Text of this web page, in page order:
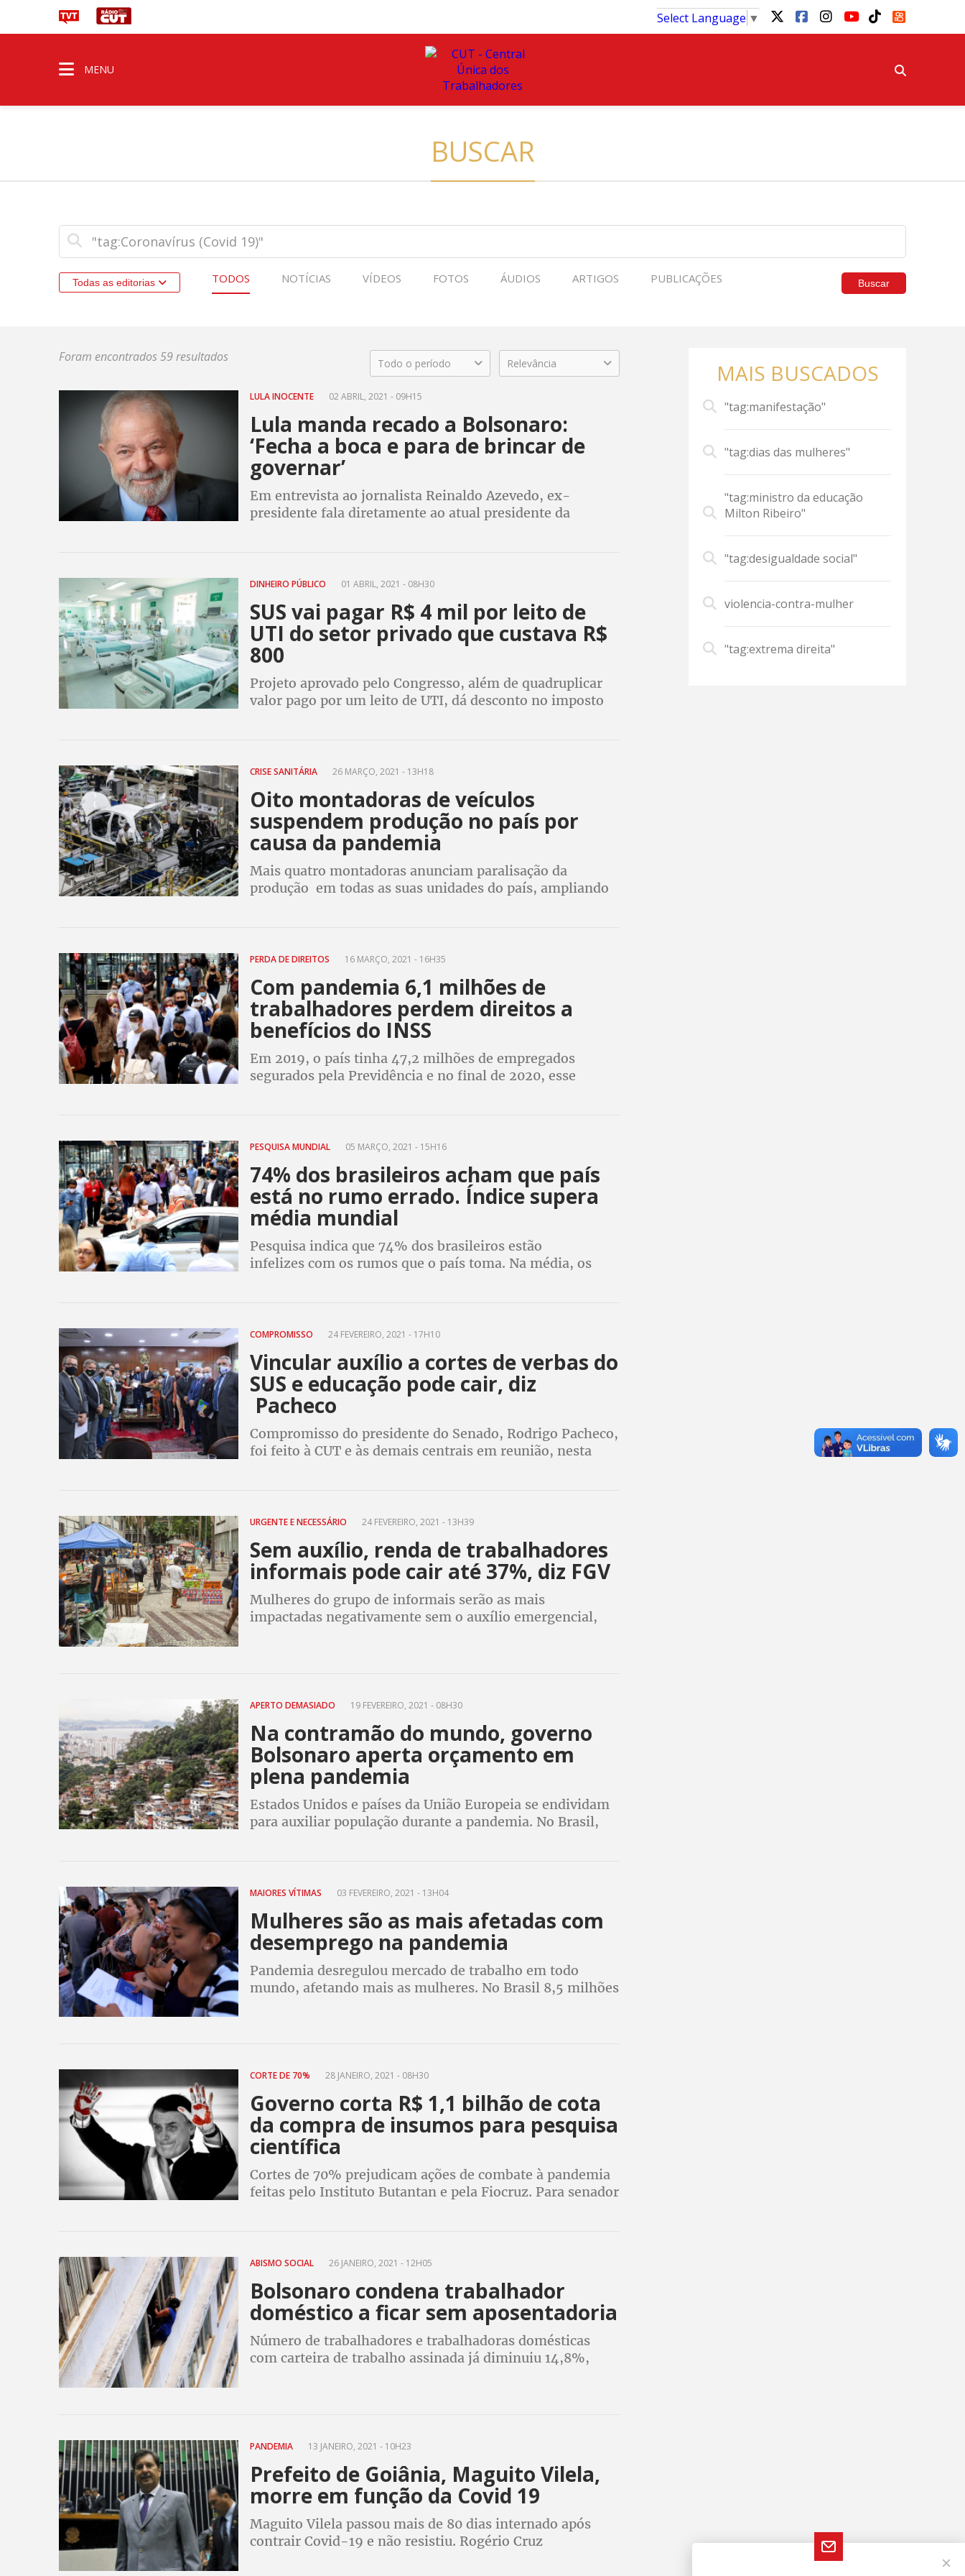
Select Language ▼
MENU
BUSCAR
Todas as editorias TODOS NOTÍCIAS VÍDEOS FOTOS ÁUDIOS ARTIGOS PUBLICAÇÕES Buscar
Foram encontrados 59 resultados Todo o período Relevância
LULA INOCENTE 02 ABRIL, 2021 - 09H15
Lula manda recado a Bolsonaro:
‘Fecha a boca e para de brincar de
governar’
Em entrevista ao jornalista Reinaldo Azevedo, ex-
presidente fala diretamente ao atual presidente da
DINHEIRO PÚBLICO 01 ABRIL, 2021 - 08H30
SUS vai pagar R$ 4 mil por leito de
UTI do setor privado que custava R$
800
Projeto aprovado pelo Congresso, além de quadruplicar
valor pago por um leito de UTI, dá desconto no imposto
CRISE SANITÁRIA 26 MARÇO, 2021 - 13H18
Oito montadoras de veículos
suspendem produção no país por
causa da pandemia
Mais quatro montadoras anunciam paralisação da
produção em todas as suas unidades do país, ampliando
PERDA DE DIREITOS 16 MARÇO, 2021 - 16H35
Com pandemia 6,1 milhões de
trabalhadores perdem direitos a
benefícios do INSS
Em 2019, o país tinha 47,2 milhões de empregados
segurados pela Previdência e no final de 2020, esse
PESQUISA MUNDIAL 05 MARÇO, 2021 - 15H16
74% dos brasileiros acham que país
está no rumo errado. Índice supera
média mundial
Pesquisa indica que 74% dos brasileiros estão
infelizes com os rumos que o país toma. Na média, os
COMPROMISSO 24 FEVEREIRO, 2021 - 17H10
Vincular auxílio a cortes de verbas do
SUS e educação pode cair, diz
Pacheco
Compromisso do presidente do Senado, Rodrigo Pacheco,
foi feito à CUT e às demais centrais em reunião, nesta
URGENTE E NECESSÁRIO 24 FEVEREIRO, 2021 - 13H39
Sem auxílio, renda de trabalhadores
informais pode cair até 37%, diz FGV
Mulheres do grupo de informais serão as mais
impactadas negativamente sem o auxílio emergencial,
APERTO DEMASIADO 19 FEVEREIRO, 2021 - 08H30
Na contramão do mundo, governo
Bolsonaro aperta orçamento em
plena pandemia
Estados Unidos e países da União Europeia se endividam
para auxiliar população durante a pandemia. No Brasil,
MAIORES VÍTIMAS 03 FEVEREIRO, 2021 - 13H04
Mulheres são as mais afetadas com
desemprego na pandemia
Pandemia desregulou mercado de trabalho em todo
mundo, afetando mais as mulheres. No Brasil 8,5 milhões
CORTE DE 70% 28 JANEIRO, 2021 - 08H30
Governo corta R$ 1,1 bilhão de cota
da compra de insumos para pesquisa
científica
Cortes de 70% prejudicam ações de combate à pandemia
feitas pelo Instituto Butantan e pela Fiocruz. Para senador
ABISMO SOCIAL 26 JANEIRO, 2021 - 12H05
Bolsonaro condena trabalhador
doméstico a ficar sem aposentadoria
Número de trabalhadores e trabalhadoras domésticas
com carteira de trabalho assinada já diminuiu 14,8%,
PANDEMIA 13 JANEIRO, 2021 - 10H23
Prefeito de Goiânia, Maguito Vilela,
morre em função da Covid 19
Maguito Vilela passou mais de 80 dias internado após
contrair Covid-19 e não resistiu. Rogério Cruz
MAIS BUSCADOS
"tag:manifestação"
"tag:dias das mulheres"
"tag:ministro da educação
Milton Ribeiro"
"tag:desigualdade social"
violencia-contra-mulher
"tag:extrema direita"